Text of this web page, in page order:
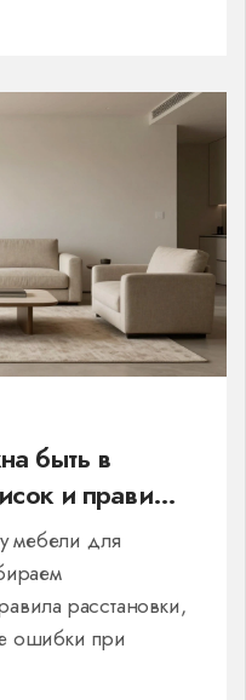
быть в
и правила
мебели для
расстановки,
ошибки при